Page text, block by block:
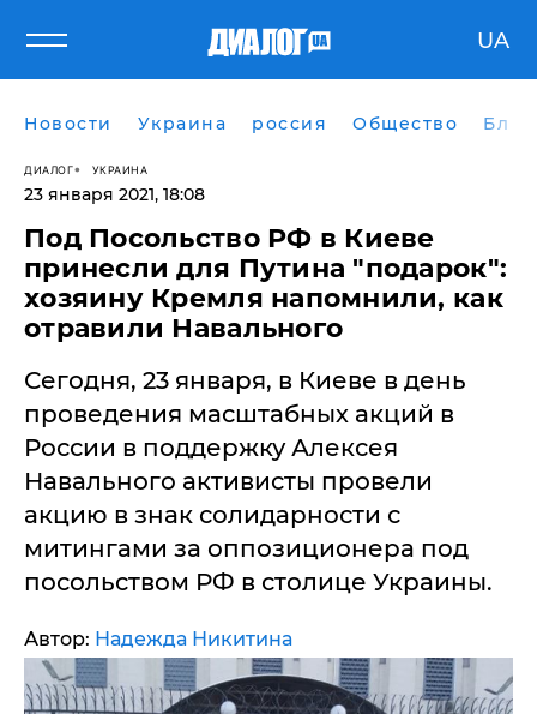
UA
Новости Украина россия Общество
ДИАЛОГ УКРАИНА
23 января 2021, 18:08
Под Посольство РФ в Киеве
принесли для Путина "подарок":
хозяину Кремля напомнили, как
отравили Навального
Сегодня, 23 января, в Киеве в день
проведения масштабных акций в
России в поддержку Алексея
Навального активисты провели
акцию в знак солидарности с
митингами за оппозиционера под
посольством РФ в столице Украины.
Автор: Надежда Никитина